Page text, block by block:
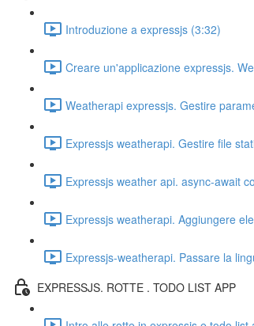
Introduzione a expressjs (3:32)
Creare un'applicazione expressjs.
Weatherapi expressjs. Gestire
Expressjs weatherapi. Gestire file
Expressjs weather api. async-await
Expressjs weatherapi. Aggiungere
Expressjs-weatherapi. Passare la
EXPRESSJS. ROTTE . TODO LIST APP